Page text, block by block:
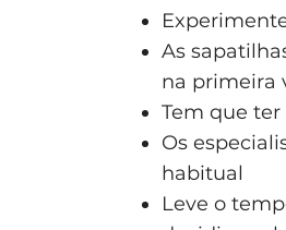
As
na primeira
Tem que
Os
habitual
Leve o